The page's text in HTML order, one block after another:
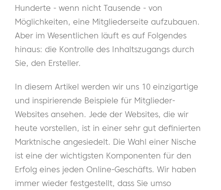
Hunderte - wenn nicht Tausende - von
Möglichkeiten, eine Mitgliederseite aufzubauen.
Aber im Wesentlichen läuft es auf Folgendes
hinaus: die Kontrolle des Inhaltszugangs durch
Sie, den Ersteller.
In diesem Artikel werden wir uns 10 einzigartige
und inspirierende Beispiele für Mitglieder-
Websites ansehen. Jede der Websites, die wir
heute vorstellen, ist in einer sehr gut definierten
Marktnische angesiedelt. Die Wahl einer Nische
ist eine der wichtigsten Komponenten für den
Erfolg eines jeden Online-Geschäfts. Wir haben
immer wieder festgestellt, dass Sie umso